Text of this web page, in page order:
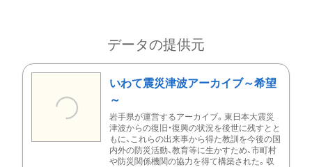
データの提供元
いわて震災津波アーカイブ～希望
～
岩手県が運営するアーカイブ。東日本大震災
津波からの復旧・復興の状況を後世に残すとと
もに、これらの出来事から得た教訓を今後の国
内外の防災活動、教育等に生かすため、市町村
や防災関係機関の協力を得て構築された。収